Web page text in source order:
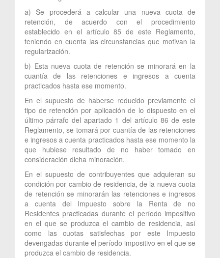
a) Se procederá a calcular una nueva cuota de
retención, de acuerdo con el procedimiento
establecido en el artículo 85 de este Reglamento,
teniendo en cuenta las circunstancias que motivan la
regularización.
b) Esta nueva cuota de retención se minorará en la
cuantía de las retenciones e ingresos a cuenta
practicados hasta ese momento.
En el supuesto de haberse reducido previamente el
tipo de retención por aplicación de lo dispuesto en el
último párrafo del apartado 1 del artículo 86 de este
Reglamento, se tomará por cuantía de las retenciones
e ingresos a cuenta practicados hasta ese momento la
que hubiese resultado de no haber tomado en
consideración dicha minoración.
En el supuesto de contribuyentes que adquieran su
condición por cambio de residencia, de la nueva cuota
de retención se minorarán las retenciones e ingresos
a cuenta del Impuesto sobre la Renta de no
Residentes practicadas durante el período impositivo
en el que se produzca el cambio de residencia, así
como las cuotas satisfechas por este Impuesto
devengadas durante el período impositivo en el que se
produzca el cambio de residencia.